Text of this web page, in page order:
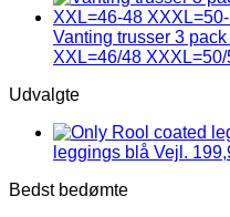
Vanting trusser 3
XXL=46/48
Udvalgte
leggings blå Vejl.
Bedst bedømte